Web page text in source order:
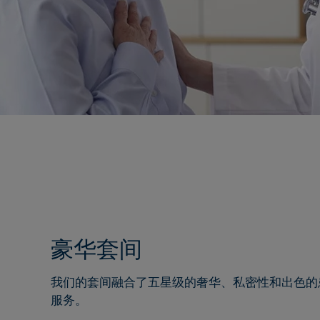
豪华套间
我们的套间融合了五星级的奢华、私密性和出色
服务。